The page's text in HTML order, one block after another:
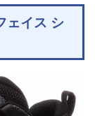
ェイス シ